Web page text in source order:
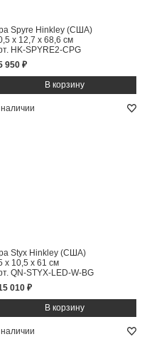
Spyre Hinkley (США)
x 12,7 x 68,6 см
HK-SPYRE2-CPG
950 ₽
Styx Hinkley (США)
x 10,5 x 61 см
QN-STYX-LED-W-BG
010 ₽